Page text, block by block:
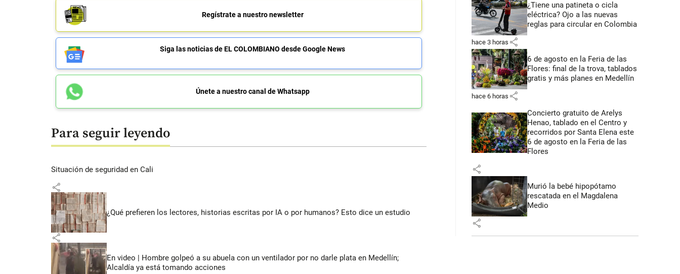
Regístrate a nuestro newsletter
Siga las noticias de EL COLOMBIANO desde Google News
Únete a nuestro canal de Whatsapp
Para seguir leyendo
Situación de seguridad en Cali
share
¿Qué prefieren los lectores, historias escritas por IA o por humanos? Esto dice un estudio
share
En video | Hombre golpeó a su abuela con un ventilador por no darle plata en Medellín;
Alcaldía ya está tomando acciones
¿Tiene una patineta o cicla
eléctrica? Ojo a las nuevas
reglas para circular en Colombia
hace 3 horas share
6 de agosto en la Feria de las
Flores: final de la trova, tablados
gratis y más planes en Medellín
hace 6 horas share
Concierto gratuito de Arelys
Henao, tablado en el Centro y
recorridos por Santa Elena este
6 de agosto en la Feria de las
Flores
share
Murió la bebé hipopótamo
rescatada en el Magdalena
Medio
share